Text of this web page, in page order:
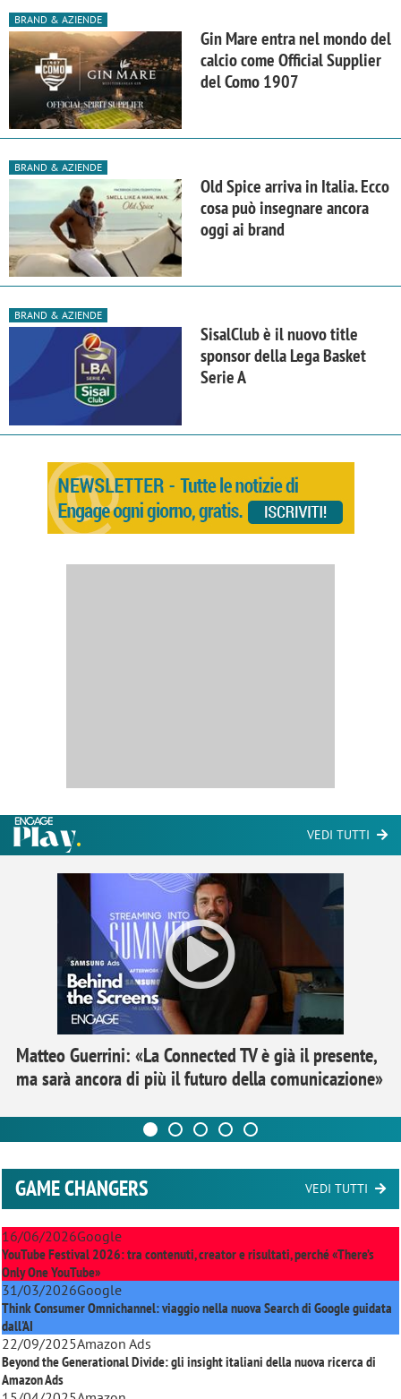
BRAND & AZIENDE
Gin Mare entra nel mondo del
calcio come Official Supplier
del Como 1907
BRAND & AZIENDE
Old Spice arriva in Italia. Ecco
cosa può insegnare ancora
oggi ai brand
BRAND & AZIENDE
SisalClub è il nuovo title
sponsor della Lega Basket
Serie A
VEDI TUTTI
Matteo Guerrini: «La Connected TV è già il presente,
ma sarà ancora di più il futuro della comunicazione»
GAME CHANGERS VEDI TUTTI
16/06/2026Google
YouTube Festival 2026: tra contenuti, creator e risultati, perché «There’s
Only One YouTube»
31/03/2026Google
Think Consumer Omnichannel: viaggio nella nuova Search di Google guidata
dall'AI
22/09/2025Amazon Ads
Beyond the Generational Divide: gli insight italiani della nuova ricerca di
Amazon Ads